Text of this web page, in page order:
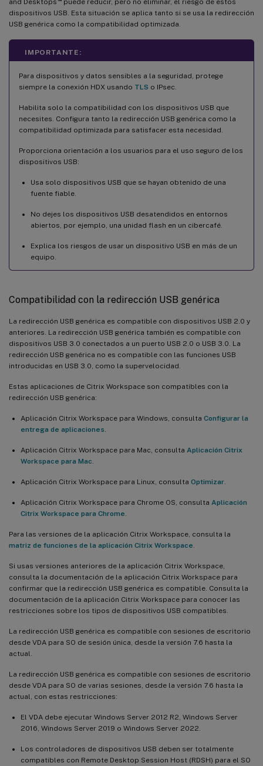
dispositivos USB. Esta situación se aplica tanto si se usa la redirección
USB genérica como la compatibilidad optimizada.
IMPORTANTE:
Para dispositivos y datos sensibles a la seguridad, protege
siempre la conexión HDX usando TLS o IPsec.
Habilita solo la compatibilidad con los dispositivos USB que
necesites. Configura tanto la redirección USB genérica como la
compatibilidad optimizada para satisfacer esta necesidad.
Proporciona orientación a los usuarios para el uso seguro de los
dispositivos USB:
Usa solo dispositivos USB que se hayan obtenido de una
fuente fiable.
No dejes los dispositivos USB desatendidos en entornos
abiertos, por ejemplo, una unidad flash en un cibercafé.
Explica los riesgos de usar un dispositivo USB en más de un
equipo.
Compatibilidad con la redirección USB genérica
La redirección USB genérica es compatible con dispositivos USB 2.0 y
anteriores. La redirección USB genérica también es compatible con
dispositivos USB 3.0 conectados a un puerto USB 2.0 o USB 3.0. La
redirección USB genérica no es compatible con las funciones USB
introducidas en USB 3.0, como la supervelocidad.
Estas aplicaciones de Citrix Workspace son compatibles con la
redirección USB genérica:
Aplicación Citrix Workspace para Windows, consulta Configurar la
entrega de aplicaciones
Aplicación Citrix Workspace para Mac, consulta Aplicación Citrix
Workspace para Mac
Aplicación Citrix Workspace para Linux, consulta Optimizar
Aplicación Citrix Workspace para Chrome OS, consulta Aplicación
Citrix Workspace para Chrome
Para las versiones de la aplicación Citrix Workspace, consulta la
matriz de funciones de la aplicación Citrix Workspace
Si usas versiones anteriores de la aplicación Citrix Workspace,
consulta la documentación de la aplicación Citrix Workspace para
confirmar que la redirección USB genérica es compatible. Consulta la
documentación de la aplicación Citrix Workspace para conocer las
restricciones sobre los tipos de dispositivos USB compatibles.
La redirección USB genérica es compatible con sesiones de escritorio
desde VDA para SO de sesión única, desde la versión 7.6 hasta la
actual.
La redirección USB genérica es compatible con sesiones de escritorio
desde VDA para SO de varias sesiones, desde la versión 7.6 hasta la
actual, con estas restricciones:
El VDA debe ejecutar Windows Server 2012 R2, Windows Server
2016, Windows Server 2019 o Windows Server 2022.
Los controladores de dispositivos USB deben ser totalmente
compatibles con Remote Desktop Session Host (RDSH) para el SO